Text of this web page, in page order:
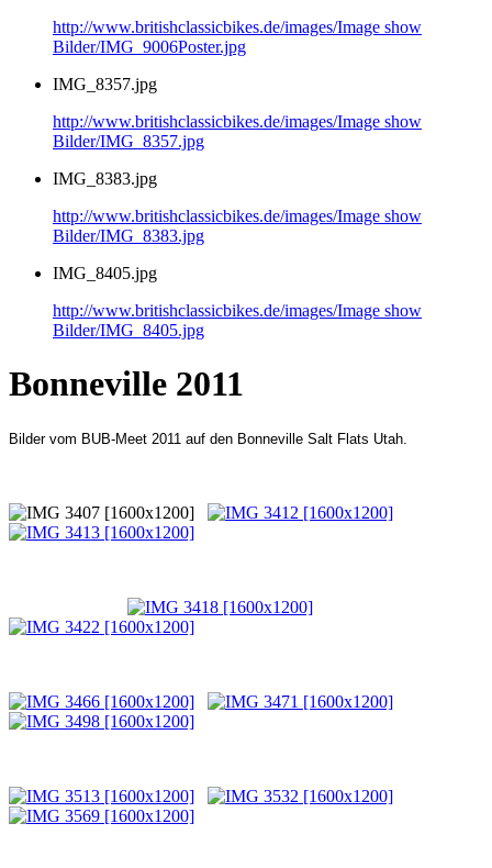
http://www.britishclassicbikes.de/images/Image show
Bilder/IMG_9006Poster.jpg
IMG_8357.jpg
http://www.britishclassicbikes.de/images/Image show
Bilder/IMG_8357.jpg
IMG_8383.jpg
http://www.britishclassicbikes.de/images/Image show
Bilder/IMG_8383.jpg
IMG_8405.jpg
http://www.britishclassicbikes.de/images/Image show
Bilder/IMG_8405.jpg
Bonneville 2011
Bilder vom BUB-Meet 2011 auf den Bonneville Salt Flats Utah.